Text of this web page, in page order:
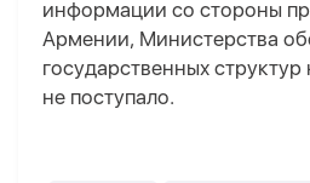
информации со стороны
Армении, Министерства
государственных
не поступало.